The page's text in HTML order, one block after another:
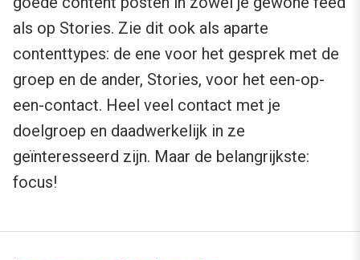
als op Stories. Zie dit ook als aparte
contenttypes: de ene voor het gesprek met de
groep en de ander, Stories, voor het een-op-
een-contact. Heel veel contact met je
doelgroep en daadwerkelijk in ze
geïnteresseerd zijn. Maar de belangrijkste:
focus!